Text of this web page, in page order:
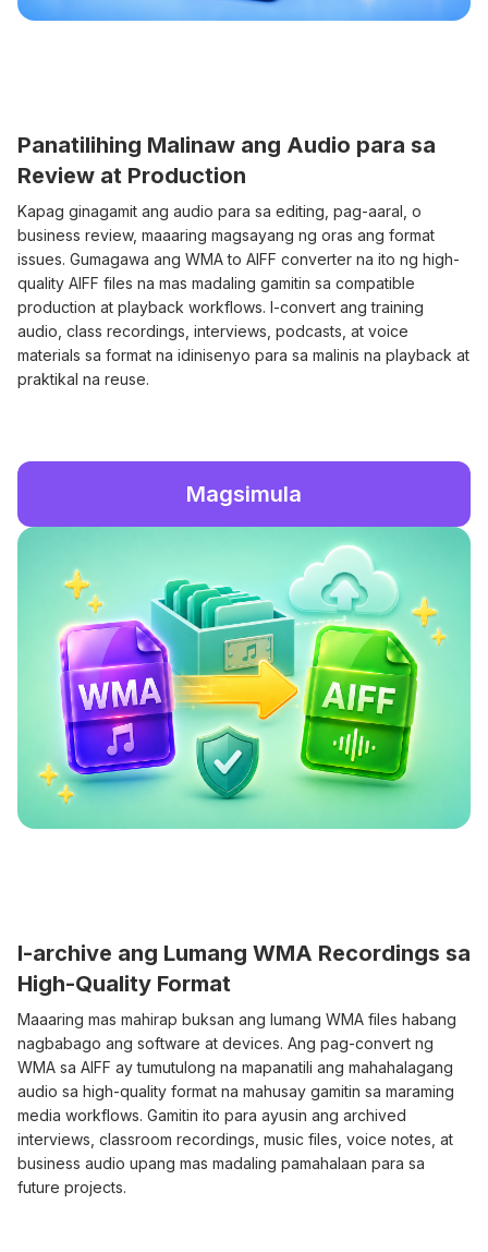
Panatilihing Malinaw ang Audio para sa
Review at Production
Kapag ginagamit ang audio para sa editing, pag-aaral, o
business review, maaaring magsayang ng oras ang format
issues. Gumagawa ang WMA to AIFF converter na ito ng high-
quality AIFF files na mas madaling gamitin sa compatible
production at playback workflows. I-convert ang training
audio, class recordings, interviews, podcasts, at voice
materials sa format na idinisenyo para sa malinis na playback at
praktikal na reuse.
Magsimula
I-archive ang Lumang WMA Recordings sa
High-Quality Format
Maaaring mas mahirap buksan ang lumang WMA files habang
nagbabago ang software at devices. Ang pag-convert ng
WMA sa AIFF ay tumutulong na mapanatili ang mahahalagang
audio sa high-quality format na mahusay gamitin sa maraming
media workflows. Gamitin ito para ayusin ang archived
interviews, classroom recordings, music files, voice notes, at
business audio upang mas madaling pamahalaan para sa
future projects.